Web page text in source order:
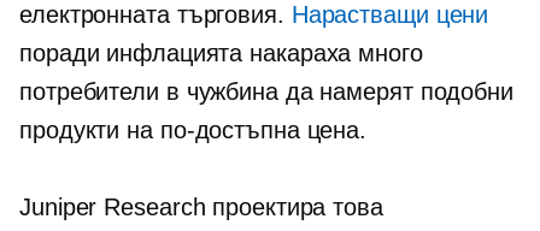
електронната търговия. Нарастващи цени
поради инфлацията накараха много
потребители в чужбина да намерят подобни
продукти на по-достъпна цена.
Juniper Research проектира това